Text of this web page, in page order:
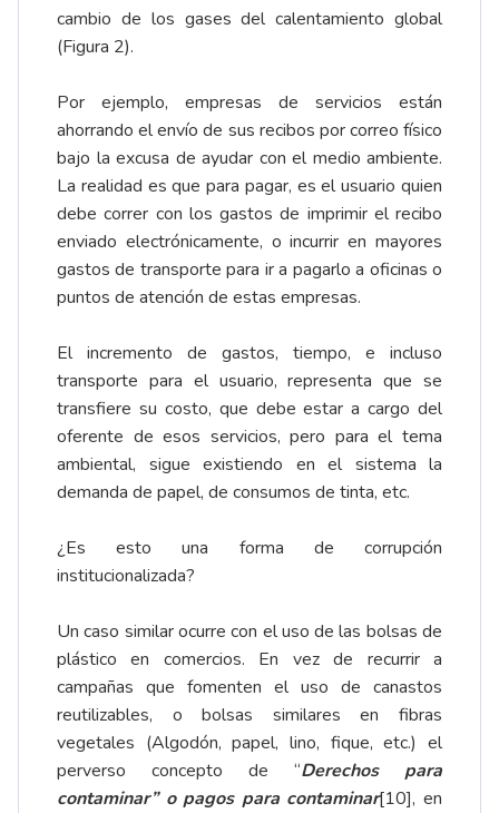
cambio de los gases del calentamiento global
(Figura 2).
Por ejemplo, empresas de servicios están
ahorrando el envío de sus recibos por correo físico
bajo la excusa de ayudar con el medio ambiente.
La realidad es que para pagar, es el usuario quien
debe correr con los gastos de imprimir el recibo
enviado electrónicamente, o incurrir en mayores
gastos de transporte para ir a pagarlo a oficinas o
puntos de atención de estas empresas.
El incremento de gastos, tiempo, e incluso
transporte para el usuario, representa que se
transfiere su costo, que debe estar a cargo del
oferente de esos servicios, pero para el tema
ambiental, sigue existiendo en el sistema la
demanda de papel, de consumos de tinta, etc.
¿Es esto una forma de corrupción
institucionalizada?
Un caso similar ocurre con el uso de las bolsas de
plástico en comercios. En vez de recurrir a
campañas que fomenten el uso de canastos
reutilizables, o bolsas similares en fibras
vegetales (Algodón, papel, lino, fique, etc.) el
perverso concepto de “Derechos para
contaminar” o pagos para contaminar[10], en